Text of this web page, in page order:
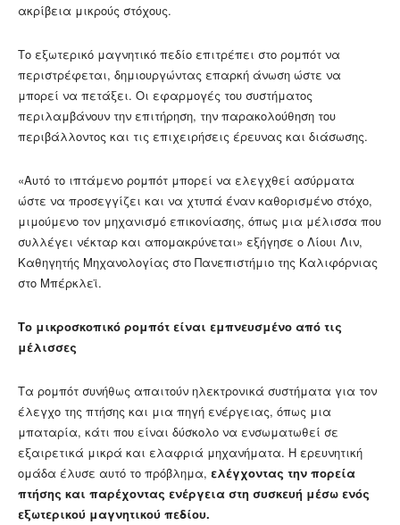
ακρίβεια μικρούς στόχους.
Το εξωτερικό μαγνητικό πεδίο επιτρέπει στο ρομπότ να
περιστρέφεται, δημιουργώντας επαρκή άνωση ώστε να
μπορεί να πετάξει. Οι εφαρμογές του συστήματος
περιλαμβάνουν την επιτήρηση, την παρακολούθηση του
περιβάλλοντος και τις επιχειρήσεις έρευνας και διάσωσης.
«Αυτό το ιπτάμενο ρομπότ μπορεί να ελεγχθεί ασύρματα
ώστε να προσεγγίζει και να χτυπά έναν καθορισμένο στόχο,
μιμούμενο τον μηχανισμό επικονίασης, όπως μια μέλισσα που
συλλέγει νέκταρ και απομακρύνεται» εξήγησε ο Λίουι Λιν,
Καθηγητής Μηχανολογίας στο Πανεπιστήμιο της Καλιφόρνιας
στο Μπέρκλεϊ.
Το μικροσκοπικό ρομπότ είναι εμπνευσμένο από τις
μέλισσες
Τα ρομπότ συνήθως απαιτούν ηλεκτρονικά συστήματα για τον
έλεγχο της πτήσης και μια πηγή ενέργειας, όπως μια
μπαταρία, κάτι που είναι δύσκολο να ενσωματωθεί σε
εξαιρετικά μικρά και ελαφριά μηχανήματα. Η ερευνητική
ομάδα έλυσε αυτό το πρόβλημα, ελέγχοντας την πορεία
πτήσης και παρέχοντας ενέργεια στη συσκευή μέσω ενός
εξωτερικού μαγνητικού πεδίου.